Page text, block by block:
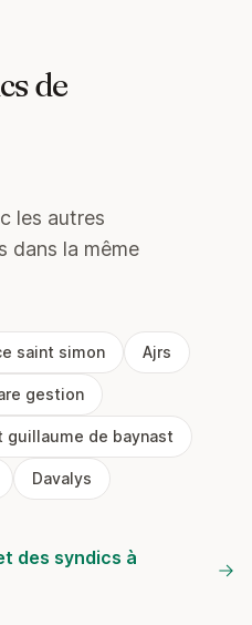
de
les autres
dans la même
saint simon Ajrs
gestion
guillaume de baynast
Davalys
des syndics à